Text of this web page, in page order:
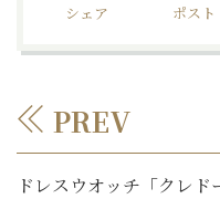
シェア ポスト
ドレスウオッチ「クレ
PREV